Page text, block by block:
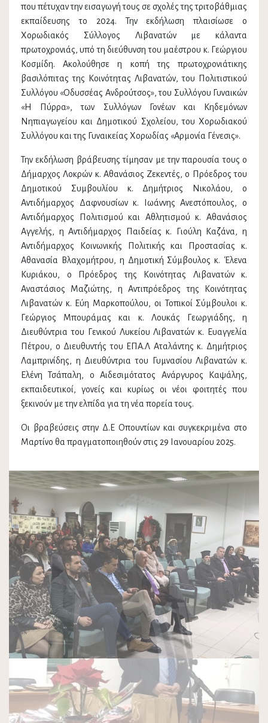
που πέτυχαν την εισαγωγή τους σε σχολές της τριτοβάθμιας
εκπαίδευσης το 2024. Την εκδήλωση πλαισίωσε ο
Χορωδιακός Σύλλογος Λιβανατών με κάλαντα
πρωτοχρονιάς, υπό τη διεύθυνση του μαέστρου κ. Γεώργιου
Κοσμίδη. Ακολούθησε η κοπή της πρωτοχρονιάτικης
βασιλόπιτας της Κοινότητας Λιβανατών, του Πολιτιστικού
Συλλόγου «Οδυσσέας Ανδρούτσος», του Συλλόγου Γυναικών
«Η Πύρρα», των Συλλόγων Γονέων και Κηδεμόνων
Νηπιαγωγείου και Δημοτικού Σχολείου, του Χορωδιακού
Συλλόγου και της Γυναικείας Χορωδίας «Αρμονία Γένεσις».
Την εκδήλωση βράβευσης τίμησαν με την παρουσία τους ο
Δήμαρχος Λοκρών κ. Αθανάσιος Ζεκεντές, ο Πρόεδρος του
Δημοτικού Συμβουλίου κ. Δημήτριος Νικολάου, ο
Αντιδήμαρχος Δαφνουσίων κ. Ιωάννης Ανεστόπουλος, ο
Αντιδήμαρχος Πολιτισμού και Αθλητισμού κ. Αθανάσιος
Αγγελής, η Αντιδήμαρχος Παιδείας κ. Γιούλη Καζάνα, η
Αντιδήμαρχος Κοινωνικής Πολιτικής και Προστασίας κ.
Αθανασία Βλαχομήτρου, η Δημοτική Σύμβουλος κ. Έλενα
Κυριάκου, ο Πρόεδρος της Κοινότητας Λιβανατών κ.
Αναστάσιος Μαζιώτης, η Αντιπρόεδρος της Κοινότητας
Λιβανατών κ. Εύη Μαρκοπούλου, οι Τοπικοί Σύμβουλοι κ.
Γεώργιος Μπουράμας και κ. Λουκάς Γεωργιάδης, η
Διευθύντρια του Γενικού Λυκείου Λιβανατών κ. Ευαγγελία
Πέτρου, ο Διευθυντής του ΕΠΑ.Λ Αταλάντης κ. Δημήτριος
Λαμπρινίδης, η Διευθύντρια του Γυμνασίου Λιβανατών κ.
Ελένη Τσάπαλη, ο Αιδεσιμότατος Ανάργυρος Καψάλης,
εκπαιδευτικοί, γονείς και κυρίως οι νέοι φοιτητές που
ξεκινούν με την ελπίδα για τη νέα πορεία τους.
Οι βραβεύσεις στην Δ.Ε Οπουντίων και συγκεκριμένα στο
Μαρτίνο θα πραγματοποιηθούν στις 29 Ιανουαρίου 2025.
PreviousNext